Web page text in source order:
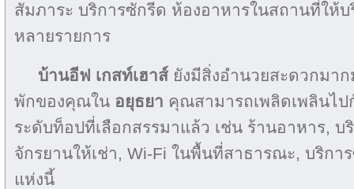
สัมภาระ บริการซักรีด ห้องอาหารในสถานที่ให้
หลายรายการ
บ้านอีฟ เกสท์เฮาส์ ยังมีสิ่งอำนวยสะดวกมา
พักของคุณใน อยุธยา คุณสามารถเพลิดเพลินไ
ระดับท็อปที่เลือกสรรมาแล้ว เช่น ร้านอาหาร, บ
จักรยานให้เช่า, Wi-Fi ในพื้นที่สาธารณะ, บริกา
แห่งนี้